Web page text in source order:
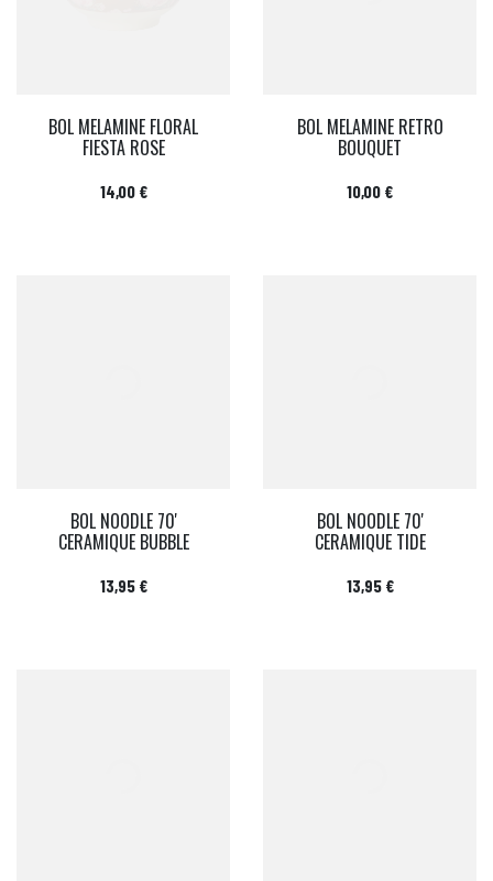
BOL MELAMINE FLORAL
FIESTA ROSE
Prix
14,00 €
BOL MELAMINE RETRO
BOUQUET
Prix
10,00 €
BOL NOODLE 70'
CERAMIQUE BUBBLE
Prix
13,95 €
BOL NOODLE 70'
CERAMIQUE TIDE
Prix
13,95 €